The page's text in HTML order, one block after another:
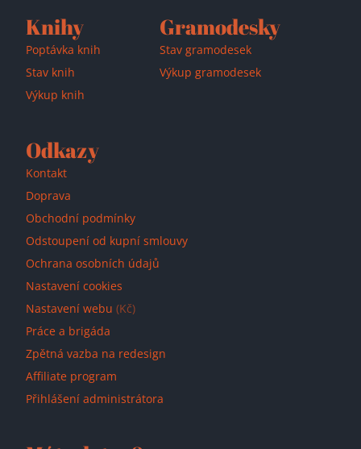
Knihy
Poptávka knih
Stav knih
Výkup knih
Gramodesky
Stav gramodesek
Výkup gramodesek
Odkazy
Kontakt
Doprava
Obchodní podmínky
Odstoupení od kupní smlouvy
Ochrana osobních údajů
Nastavení cookies
Nastavení webu (Kč)
Práce a brigáda
Zpětná vazba na redesign
Affiliate program
Přihlášení administrátora